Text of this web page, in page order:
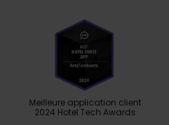
Meilleure application client
2024 Hotel Tech Awards